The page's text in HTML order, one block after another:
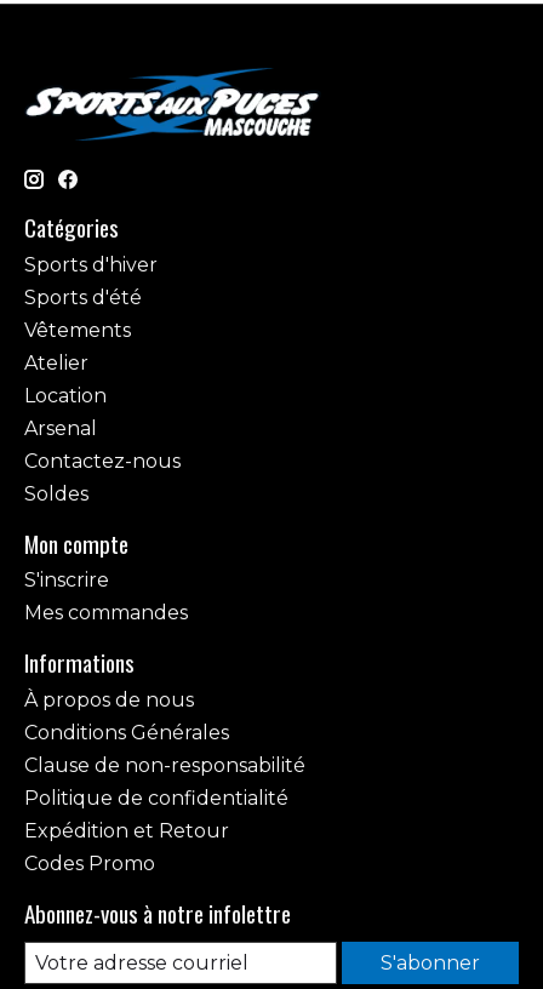
Catégories
Sports d'hiver
Sports d'été
Vêtements
Atelier
Location
Arsenal
Contactez-nous
Soldes
Mon compte
S'inscrire
Mes commandes
Informations
À propos de nous
Conditions Générales
Clause de non-responsabilité
Politique de confidentialité
Expédition et Retour
Codes Promo
Abonnez-vous à notre infolettre
S'abonner